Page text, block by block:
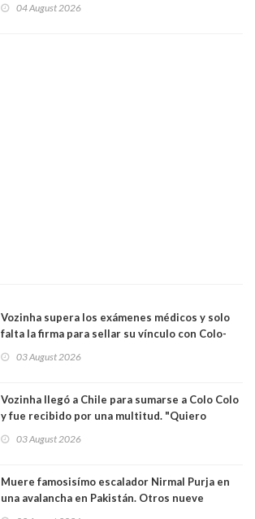
04 August 2026
Vozinha supera los exámenes médicos y solo
falta la firma para sellar su vínculo con Colo-
03 August 2026
Vozinha llegó a Chile para sumarse a Colo Colo
y fue recibido por una multitud. "Quiero
hinchas"
03 August 2026
Muere famosisímo escalador Nirmal Purja en
una avalancha en Pakistán. Otros nueve